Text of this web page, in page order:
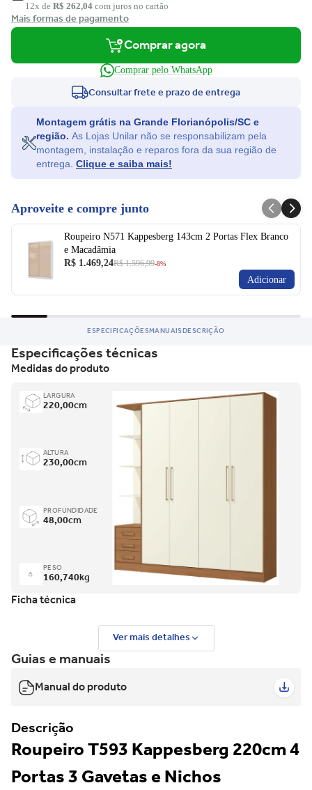
12x de R$ 262,04 com juros no cartão
Mais formas de pagamento
Comprar agora
Comprar pelo WhatsApp
Consultar frete e prazo de entrega
Montagem grátis na Grande Florianópolis/SC e
região.
montagem, instalação e reparos fora da sua região de
entrega. Clique e saiba mais!
Aproveite e compre junto
Roupeiro N571 Kappesberg 143cm 2 Portas Flex Branco
e Macadâmia
R$ 1.469,24R$ 1.596,99-8%
Adicionar
ESPECIFICAÇÕESMANUAISDESCRIÇÃO
Especificações técnicas
Medidas do produto
LARGURA
220,00cm
ALTURA
230,00cm
PROFUNDIDADE
48,00cm
PESO
160,740kg
Ficha técnica
Ver mais detalhes
Guias e manuais
Manual do produto
Descrição
Roupeiro T593 Kappesberg 220cm 4
Portas 3 Gavetas e Nichos